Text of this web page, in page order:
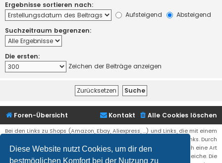
Diese Website nutzt Cookies, um dir den
bestmöglichen Komfort bei der Nutzung zu
Ergebnisse sortieren nach:
Aufsteigend
Absteigend
Suchzeitraum begrenzen:
Die ersten:
Zeichen der Beiträge anzeigen
Foren-Übersicht Alle Cookies löschen
Kontakt
Bei den Links zu Shops (Amazon, Ebay, Aliexpress, ...) und Links, die mit einem
Stern (*) markiert sind, kann es sich um sogenannte Affiliate Links. Durch
den Kauf eines Produktes über einen Affiliate Link erhälte ich eine Art
Umsatzbeteiligung gutgeschrieben. Für euch bleibt der Preis der gleiche. Die